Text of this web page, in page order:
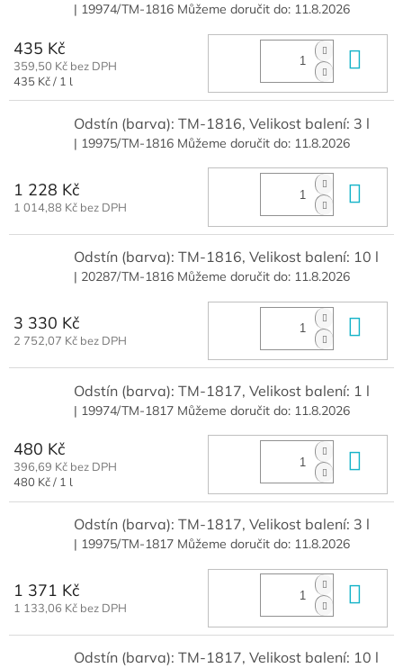
| 19974/TM-1816 Můžeme doručit do: 11.8.2026
435 Kč
359,50 Kč bez DPH
Měrná
cena:
435 Kč / 1 l
Odstín (barva): TM-1816, Velikost balení: 3 l
| 19975/TM-1816 Můžeme doručit do: 11.8.2026
1 228 Kč
1 014,88 Kč bez DPH
Odstín (barva): TM-1816, Velikost balení: 10 l
| 20287/TM-1816 Můžeme doručit do: 11.8.2026
3 330 Kč
2 752,07 Kč bez DPH
Odstín (barva): TM-1817, Velikost balení: 1 l
| 19974/TM-1817 Můžeme doručit do: 11.8.2026
480 Kč
396,69 Kč bez DPH
Měrná
480 Kč / 1 l
Odstín (barva): TM-1817, Velikost balení: 3 l
| 19975/TM-1817 Můžeme doručit do: 11.8.2026
1 371 Kč
1 133,06 Kč bez DPH
Odstín (barva): TM-1817, Velikost balení: 10 l